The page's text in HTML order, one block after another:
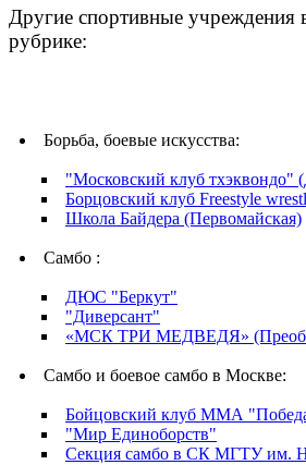
Другие спортивные учреждения
рубрике:
Борьба, боевые искусства:
"Московский клуб
Борцовский клуб Freestyle
Школа Байдера (Первомайская)
Самбо :
ДЮС "Беркут"
"Диверсант"
«МСК ТРИ МЕДВЕДЯ»
Самбо и боевое самбо в Москве:
Бойцовский клуб ММА
"Мир Единоборств"
Секция самбо в СК МГТУ им.